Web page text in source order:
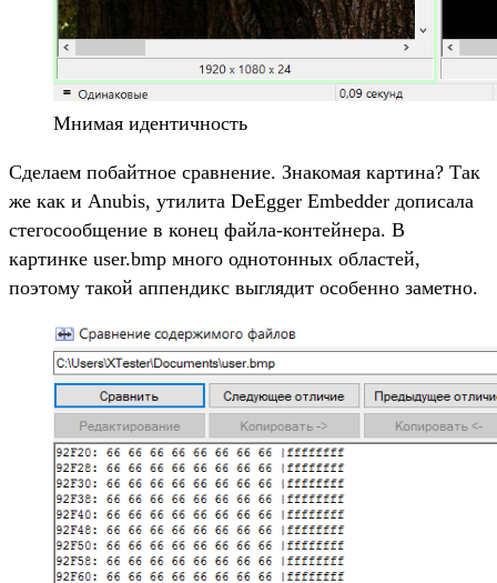
Мнимая идентичность
Сделаем побайтное сравнение. Знакомая картина? Так
же как и Anubis, утилита DeEgger Embedder дописала
стегосообщение в конец файла-контейнера. В
картинке user.bmp много однотонных областей,
поэтому такой аппендикс выглядит особенно заметно.